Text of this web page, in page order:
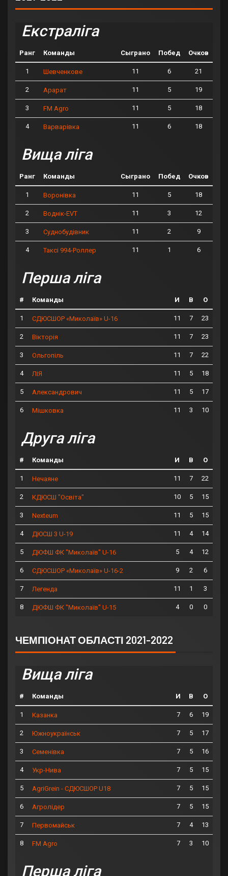
Екстраліга
Ранг Команды Сыграно Побед Очков
1 Шевченкове 11 6 21
2 Арарат 11 5 19
3 FM Agro 11 5 18
4 Варварівка 11 6 18
Вища ліга
Ранг Команды Сыграно Побед Очков
1 Воронівка 11 5 18
2 Воднік-EVT 11 3 12
3 Суднобудівник 11 2 9
4 Таксі 994-Роллер 11 1 6
Перша ліга
# Команды И В О
1 СДЮСШОР «Миколаїв» U-16 11 7 23
2 Вікторія 11 7 23
3 Ольгопіль 11 7 22
4 ЛІЯ 11 5 18
5 Александрович 11 5 17
6 Мішковка 11 3 10
Друга ліга
# Команды И В О
1 Нечаяне 11 7 22
2 КДЮСШ "Освіта" 10 5 15
3 Nexteum 11 5 15
4 ДЮСШ 3 U-19 11 4 14
5 ДЮФШ ФК "Миколаїв" U-16 5 4 12
6 СДЮСШОР «Миколаїв» U-16-2 9 2 6
7 Легенда 11 1 3
8 ДЮФШ ФК "Миколаїв" U-15 4 0 0
ЧЕМПІОНАТ ОБЛАСТІ 2021-2022
Вища ліга
# Команды И В О
1 Казанка 7 6 19
2 Южноукраїнськ 7 5 17
3 Семенівка 7 5 16
4 Укр-Нива 7 5 15
5 AgriGrein - СДЮСШОР U18 7 5 15
6 Агролідер 7 5 15
7 Первомайськ 7 4 13
8 FM Agro 7 3 10
Перша ліга